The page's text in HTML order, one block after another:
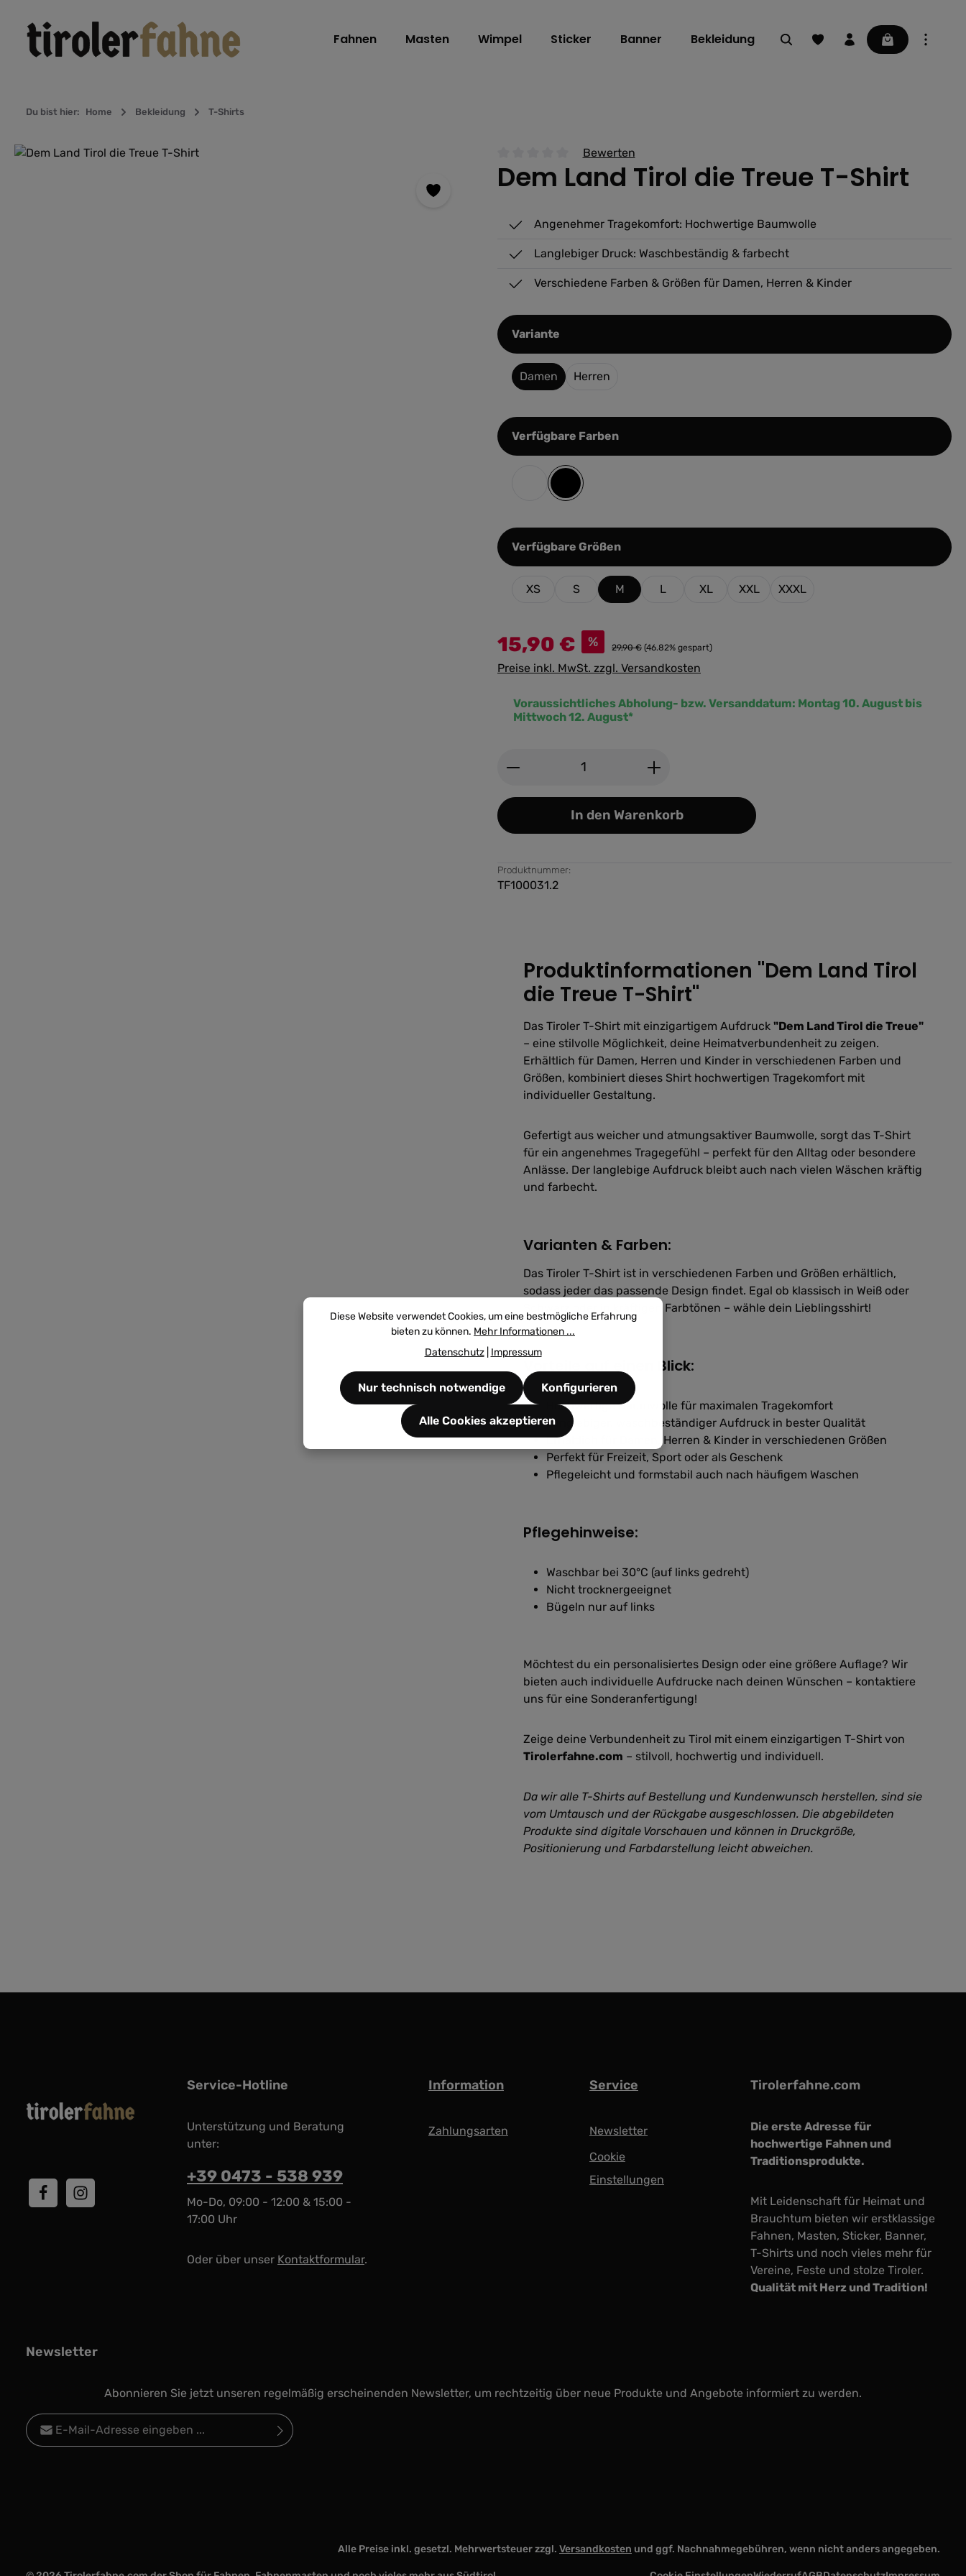
Fahnen Masten Wimpel Sticker Banner Bekleidung Du hast 0 Produkte auf dem
Warenkorb
Du bist hier: Home Bekleidung T-Shirts
Bildergalerie überspringen
Durchschnittliche Bewertung von 0 von 5 Sternen
Bewerten
Dem Land Tirol die Treue T-Shirt
Angenehmer Tragekomfort: Hochwertige Baumwolle
Langlebiger Druck: Waschbeständig & farbecht
Verschiedene Farben & Größen für Damen, Herren & Kinder
Variante
Damen Herren
Verfügbare Farbenauswählen
Weiss Schwarz
Verfügbare Größenauswählen
XS S M L XL XXL XXXL
Produkt Anzahl: Gib den gewünschten Wert ein oder
In den Warenkorb
Voraussichtliches Abholung- bzw. Versanddatum: Montag 10. August bis
Mittwoch 12. August*
15,90 € % 29,90 € (46.82% gespart)
Preise inkl. MwSt. zzgl. Versandkosten
Produktnummer:
TF100031.2
Produktinformationen "Dem Land Tirol
die Treue T-Shirt"
Das Tiroler T-Shirt mit einzigartigem Aufdruck "Dem Land Tirol die Treue"
– eine stilvolle Möglichkeit, deine Heimatverbundenheit zu zeigen.
Erhältlich für Damen, Herren und Kinder in verschiedenen Farben und
Größen, kombiniert dieses Shirt hochwertigen Tragekomfort mit
individueller Gestaltung.
Gefertigt aus weicher und atmungsaktiver Baumwolle, sorgt das T-Shirt
für ein angenehmes Tragegefühl – perfekt für den Alltag oder besondere
Anlässe. Der langlebige Aufdruck bleibt auch nach vielen Wäschen kräftig
und farbecht.
Varianten & Farben:
Das Tiroler T-Shirt ist in verschiedenen Farben und Größen erhältlich,
sodass jeder das passende Design findet. Egal ob klassisch in Weiß oder
Schwarz oder in kräftigen Farbtönen – wähle dein Lieblingsshirt!
Vorteile auf einen Blick:
Hochwertige Baumwolle für maximalen Tragekomfort
Langlebiger, waschbeständiger Aufdruck in bester Qualität
Erhältlich für Damen, Herren & Kinder in verschiedenen Größen
Perfekt für Freizeit, Sport oder als Geschenk
Pflegeleicht und formstabil auch nach häufigem Waschen
Pflegehinweise:
Waschbar bei 30°C (auf links gedreht)
Nicht trocknergeeignet
Bügeln nur auf links
Möchtest du ein personalisiertes Design oder eine größere Auflage? Wir
bieten auch individuelle Aufdrucke nach deinen Wünschen – kontaktiere
uns für eine Sonderanfertigung!
Zeige deine Verbundenheit zu Tirol mit einem einzigartigen T-Shirt von
Tirolerfahne.com – stilvoll, hochwertig und individuell.
Da wir alle T-Shirts auf Bestellung und Kundenwunsch herstellen, sind sie
vom Umtausch und der Rückgabe ausgeschlossen. Die abgebildeten
Produkte sind digitale Vorschauen und können in Druckgröße,
Positionierung und Farbdarstellung leicht abweichen.
Service-Hotline
Unterstützung und Beratung
unter:
+39 0473 - 538 939
Mo-Do, 09:00 - 12:00 & 15:00 -
17:00 Uhr
Oder über unser Kontaktformular.
Information
Zahlungsarten
Service
Newsletter
Cookie
Einstellungen
Tirolerfahne.com
Die erste Adresse für
hochwertige Fahnen und
Traditionsprodukte.
Mit Leidenschaft für Heimat und
Brauchtum bieten wir erstklassige
Fahnen, Masten, Sticker, Banner,
T-Shirts und noch vieles mehr für
Vereine, Feste und stolze Tiroler.
Qualität mit Herz und Tradition!
Newsletter
Abonnieren Sie jetzt unseren regelmäßig erscheinenden Newsletter, um rechtzeitig über neue Produkte und Angebote informiert zu werden.
E-Mail-Adresse*
Alle Preise inkl. gesetzl. Mehrwertsteuer zzgl. Versandkosten und ggf. Nachnahmegebühren, wenn nicht anders angegeben.
Diese Website verwendet Cookies, um eine bestmögliche Erfahrung
bieten zu können. Mehr Informationen ...
Datenschutz| Impressum
Nur technisch notwendige Konfigurieren
Alle Cookies akzeptieren